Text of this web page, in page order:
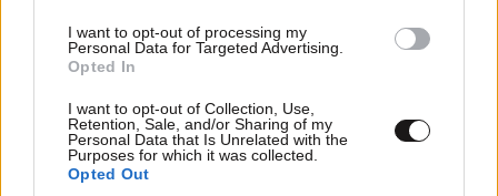
I want to opt-out of processing my
Personal Data for Targeted Advertising.
Opted In
I want to opt-out of Collection, Use,
Retention, Sale, and/or Sharing of my
Personal Data that Is Unrelated with the
Purposes for which it was collected.
Opted Out
Τσουκαλάς: Xρειάζεται άλλη εξωτερική πολιτική